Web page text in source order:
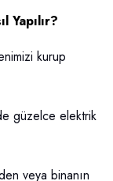
Yapılır?
kurup
güzelce elektrik
veya binanın